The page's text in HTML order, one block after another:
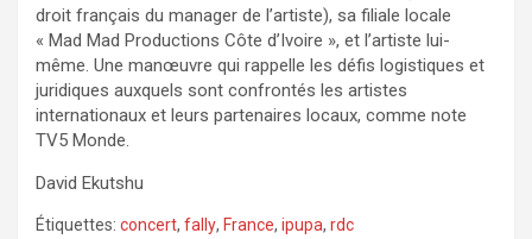
droit français du manager de l’artiste), sa filiale locale
« Mad Mad Productions Côte d’Ivoire », et l’artiste lui-
même. Une manœuvre qui rappelle les défis logistiques et
juridiques auxquels sont confrontés les artistes
internationaux et leurs partenaires locaux, comme note
TV5 Monde.
David Ekutshu
Étiquettes: concert, fally, France, ipupa, rdc